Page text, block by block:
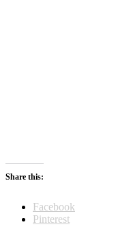
Share this:
Facebook
Pinterest